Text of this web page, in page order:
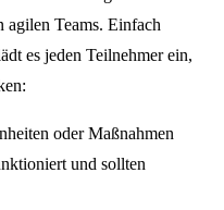
agilen Teams. Einfach
es jeden Teilnehmer ein,
oder Maßnahmen
und sollten